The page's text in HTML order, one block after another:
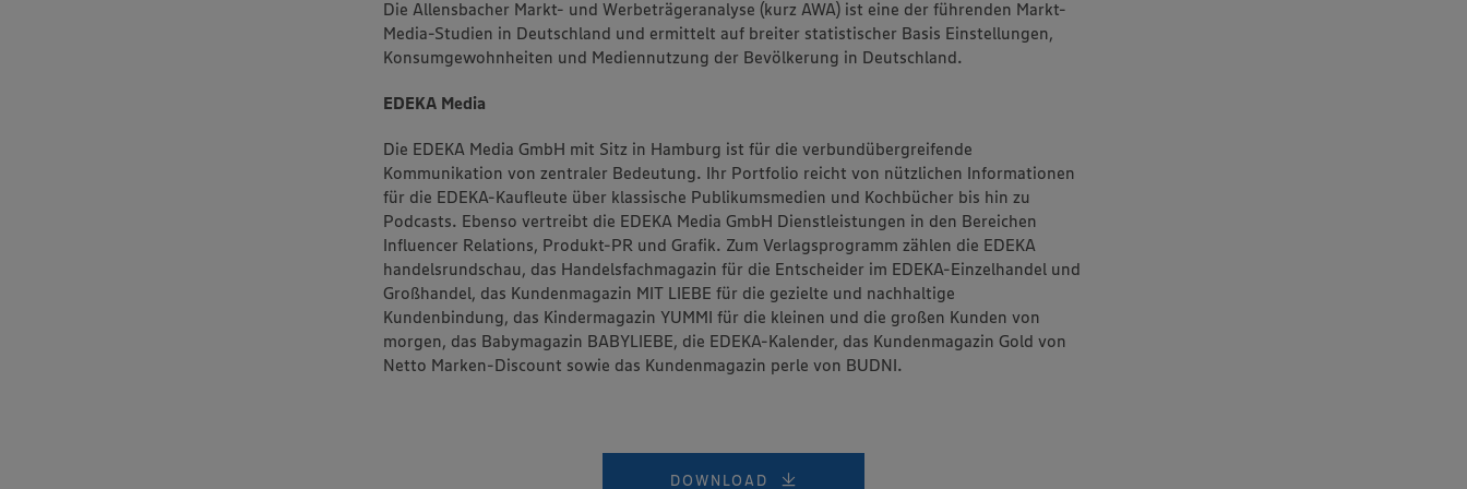
Die Allensbacher Markt- und Werbeträgeranalyse (kurz AWA) ist eine der führenden Markt-
Media-Studien in Deutschland und ermittelt auf breiter statistischer Basis Einstellungen,
Konsumgewohnheiten und Mediennutzung der Bevölkerung in Deutschland.
EDEKA Media
Die EDEKA Media GmbH mit Sitz in Hamburg ist für die verbundübergreifende
Kommunikation von zentraler Bedeutung. Ihr Portfolio reicht von nützlichen Informationen
für die EDEKA-Kauf­leute über klassische Publikumsmedien und Kochbücher bis hin zu
Podcasts. Ebenso vertreibt die EDEKA Media GmbH Dienstleistungen in den Bereichen
Influencer Relations, Produkt-PR und Grafik. Zum Verlagsprogramm zählen die EDEKA
handelsrundschau, das Handelsf­achmagazin für die Entscheider im EDEKA-Einzelhandel und
Großhandel, das Kunden­magazin MIT LIEBE für die gezielte und nachhaltige
Kundenbindung, das Kindermagazin YUMMI für die kleinen und die großen Kunden von
morgen, das Babymagazin BABYLIEBE, die EDEKA-Kalender, das Kundenmagazin Gold von
Netto Marken-Discount sowie das Kundenmagazin perle von BUDNI.
DOWNLOAD